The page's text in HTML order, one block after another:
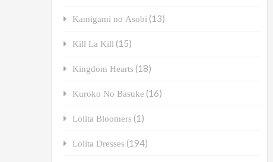
Kamigami no Asobi (13)
Kill La Kill (15)
Kingdom Hearts (18)
Kuroko No Basuke (16)
Lolita Bloomers (1)
Lolita Dresses (194)